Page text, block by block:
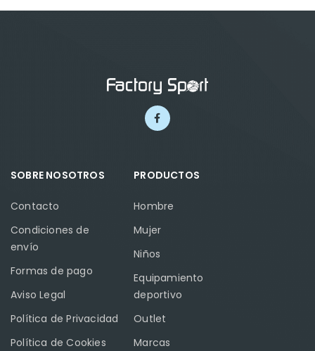
SOBRE NOSOTROS
Contacto
Condiciones de
envío
Formas de pago
Aviso Legal
Política de Privacidad
Política de Cookies
PRODUCTOS
Hombre
Mujer
Niños
Equipamiento
deportivo
Outlet
Marcas